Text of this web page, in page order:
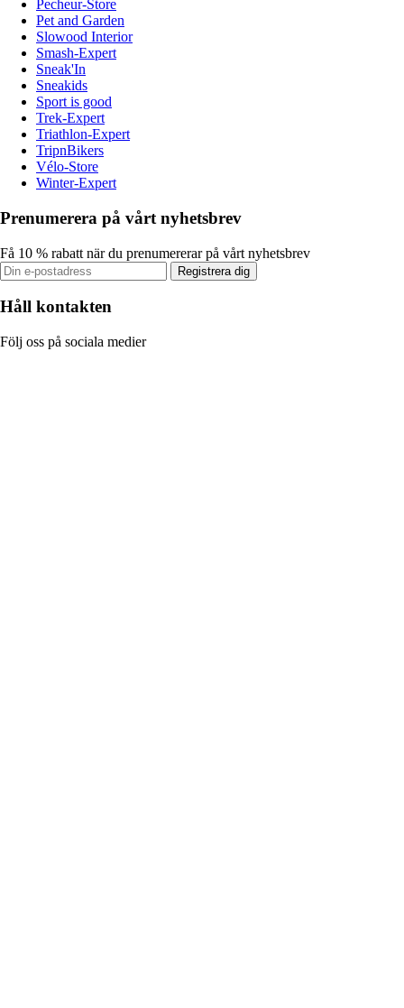
Pecheur-Store
Pet and Garden
Slowood Interior
Smash-Expert
Sneak'In
Sneakids
Sport is good
Trek-Expert
Triathlon-Expert
TripnBikers
Vélo-Store
Winter-Expert
Prenumerera på vårt nyhetsbrev
Få 10 % rabatt när du prenumererar på vårt nyhetsbrev
Registrera dig
Håll kontakten
Följ oss på sociala medier